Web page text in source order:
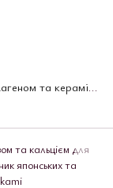
Дієтична добавка "Жувальні таблетки з колагеном та керамідами зі смаком персику ZOO Series" Unimat Riken, 40 шт